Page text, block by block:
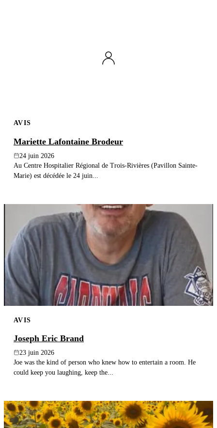
AVIS
Mariette Lafontaine Brodeur
24 juin 2026
Au Centre Hospitalier Régional de Trois-Rivières (Pavillon Sainte-
Marie) est décédée le 24 juin...
AVIS
Joseph Eric Brand
23 juin 2026
Joe was the kind of person who knew how to entertain a room. He
could keep you laughing, keep the...